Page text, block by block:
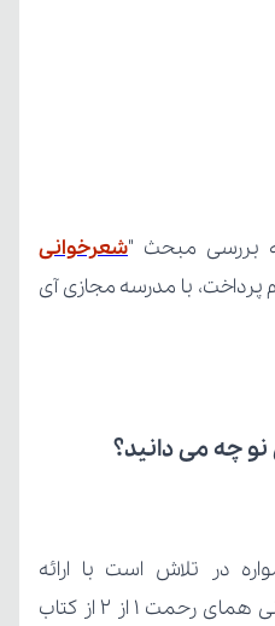
بررسی مبحث "
چه می‌ دانید؟
1 از 2 از کتاب